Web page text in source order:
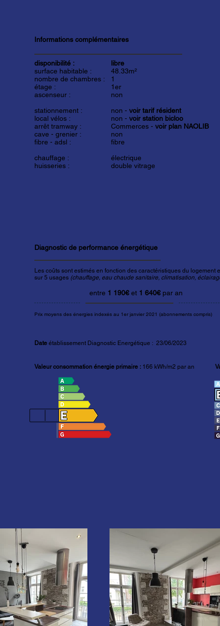
Informations complémentaires
disponibilité :
surface habitable :
nombre de chambres :
étage :
ascenseur :
stationnement :
local vélos :
arrêt tramway :
cave - grenier :
fibre - adsl :
chauffage :
huisseries :
libre
48.33m²
1
1er
non
non - voir tarif résident
non - voir station bicloo
Commerces - voir plan NAOLIB
non
fibre
électrique
double vitrage
Diagnostic de performance énergétique
Les coûts sont estimés en fonction des caractéristiques du logement
sur 5 usages (chauffage, eau chaude sanitaire, climatisation,
entre 1 190€ et 1 640€ par an
Prix moyens des énergies indexés au 1er janvier 2021 (abonnements compris)
Date établissement Diagnostic Energétique : 23/06/2023
Valeur consommation énergie primaire : 166 kWh/m2 par an